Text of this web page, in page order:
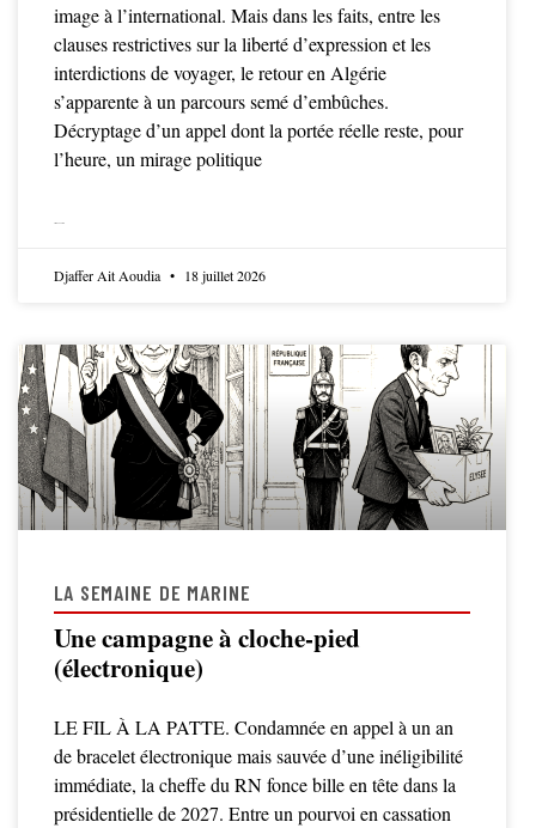
image à l’international. Mais dans les faits, entre les
clauses restrictives sur la liberté d’expression et les
interdictions de voyager, le retour en Algérie
s’apparente à un parcours semé d’embûches.
Décryptage d’un appel dont la portée réelle reste, pour
l’heure, un mirage politique
Djaffer Ait Aoudia 18 juillet 2026
LA SEMAINE DE MARINE
Une campagne à cloche-pied
(électronique)
LE FIL À LA PATTE. Condamnée en appel à un an
de bracelet électronique mais sauvée d’une inéligibilité
immédiate, la cheffe du RN fonce bille en tête dans la
présidentielle de 2027. Entre un pourvoi en cassation